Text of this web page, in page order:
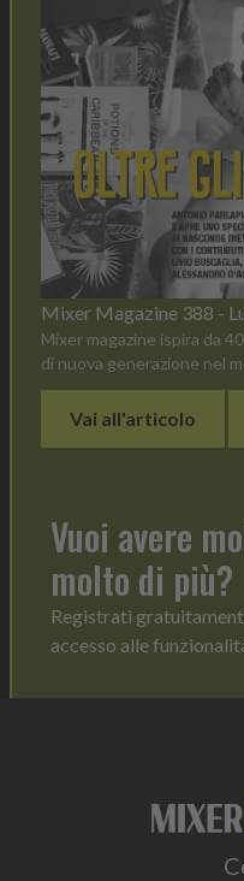
Mixer Magazine 388 -
Mixer magazine ispira da
di nuova generazione nel
Vai all'articolo
Vuoi avere
molto di più?
Registrati
accesso alle